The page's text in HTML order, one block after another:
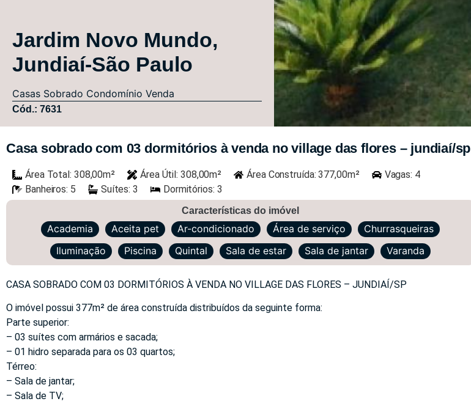
Jardim Novo Mundo,
Jundiaí-São Paulo
Casas Sobrado Condomínio Venda
Cód.: 7631
Casa sobrado com 03 dormitórios à venda no village das flores – jundiaí/sp
Área Total: 308,00m² Área Útil: 308,00m² Área Construída: 377,00m²
Vagas: 4
Banheiros: 5
Suítes: 3 Dormitórios: 3
Características do imóvel
Academia Aceita pet Ar-condicionado Área de serviço
Churrasqueiras
Iluminação
Piscina Quintal Sala de estar Sala de jantar Varanda
CASA SOBRADO COM 03 DORMITÓRIOS À VENDA NO VILLAGE DAS FLORES – JUNDIAÍ/SP
O imóvel possui 377m² de área construída distribuídos da seguinte forma:
Parte superior:
– 03 suítes com armários e sacada;
– 01 hidro separada para os 03 quartos;
Térreo:
– Sala de jantar;
– Sala de TV;